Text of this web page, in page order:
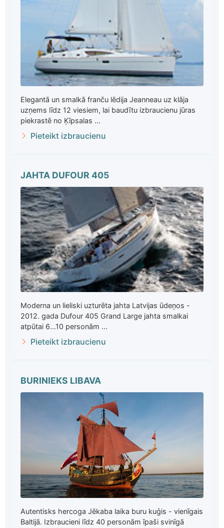
Elegantā un smalkā franču lēdija Jeanneau uz klāja
uzņems līdz 12 viesiem, lai baudītu izbraucienu jūras
piekrastē no Ķīpsalas ...
Pieteikt izbraucienu
JAHTA DUFOUR 405
Moderna un lieliski uzturēta jahta Latvijas ūdeņos -
2012. gada Dufour 405 Grand Large jahta smalkai
atpūtai 6...10 personām ...
Pieteikt izbraucienu
BURINIEKS LIBAVA
Autentisks hercoga Jēkaba laika buru kuģis - vienīgais
Baltijā. Izbraucieni līdz 40 personām īpaši svinīgā